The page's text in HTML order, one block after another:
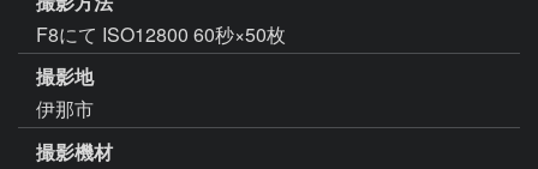
F8にて ISO12800 60秒×50枚
撮影地
伊那市
撮影機材